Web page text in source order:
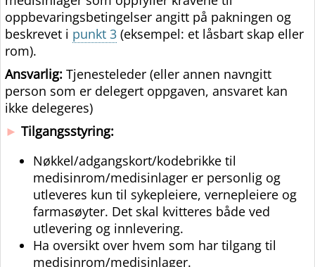
oppbevaringsbetingelser angitt på pakningen og
beskrevet i punkt 3 (eksempel: et låsbart skap eller
rom).
Ansvarlig: Tjenesteleder (eller annen navngitt
person som er delegert oppgaven, ansvaret kan
ikke delegeres)
► Tilgangsstyring:
Nøkkel/adgangskort/kodebrikke til
medisinrom/medisinlager er personlig og
utleveres kun til sykepleiere, vernepleiere og
farmasøyter. Det skal kvitteres både ved
utlevering og innlevering.
Ha oversikt over hvem som har tilgang til
medisinrom/medisinlager.